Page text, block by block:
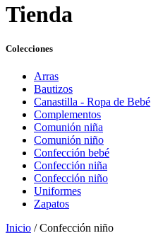
Tienda
Colecciones
Arras
Bautizos
Canastilla - Ropa de Bebé
Complementos
Comunión niña
Comunión niño
Confección bebé
Confección niña
Confección niño
Uniformes
Zapatos
Inicio / Confección niño